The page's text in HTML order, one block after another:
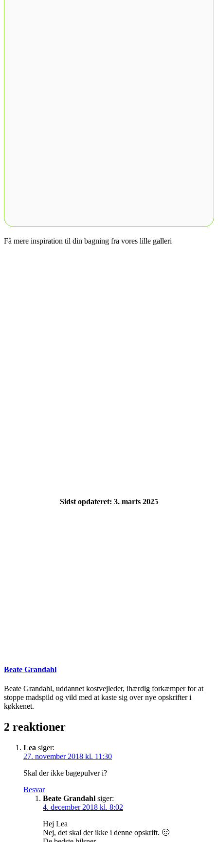
Få mere inspiration til din bagning fra vores lille galleri
Sidst opdateret: 3. marts 2025
Beate Grandahl
Beate Grandahl, uddannet kostvejleder, ihærdig forkæmper for at
stoppe madspild og vild med at kaste sig over nye opskrifter i
køkkenet.
2 reaktioner
Lea siger:
27. november 2018 kl. 11:30
Skal der ikke bagepulver i?
Besvar
Beate Grandahl siger:
4. december 2018 kl. 8:02
Hej Lea
Nej, det skal der ikke i denne opskrift. 🙂